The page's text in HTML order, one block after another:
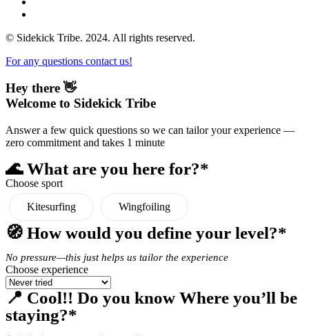
© Sidekick Tribe. 2024. All rights reserved.
For any questions contact us!
Hey there 👋
Welcome to Sidekick Tribe
Answer a few quick questions so we can tailor your experience —
zero commitment and takes 1 minute
🌊 What are you here for?*
Choose sport
Kitesurfing
Wingfoiling
🧭 How would you define your level?*
No pressure—this just helps us tailor the experience
Choose experience
📍 Cool!! Do you know Where you’ll be
staying?*